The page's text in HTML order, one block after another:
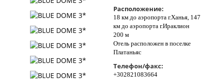
Расположение:
18 км до аэропорта г.Ханья, 147
км до аэропорта г.Ираклион
200 м
Отель расположен в поселке
Платаньяс
Телефон/факс:
+302821083664